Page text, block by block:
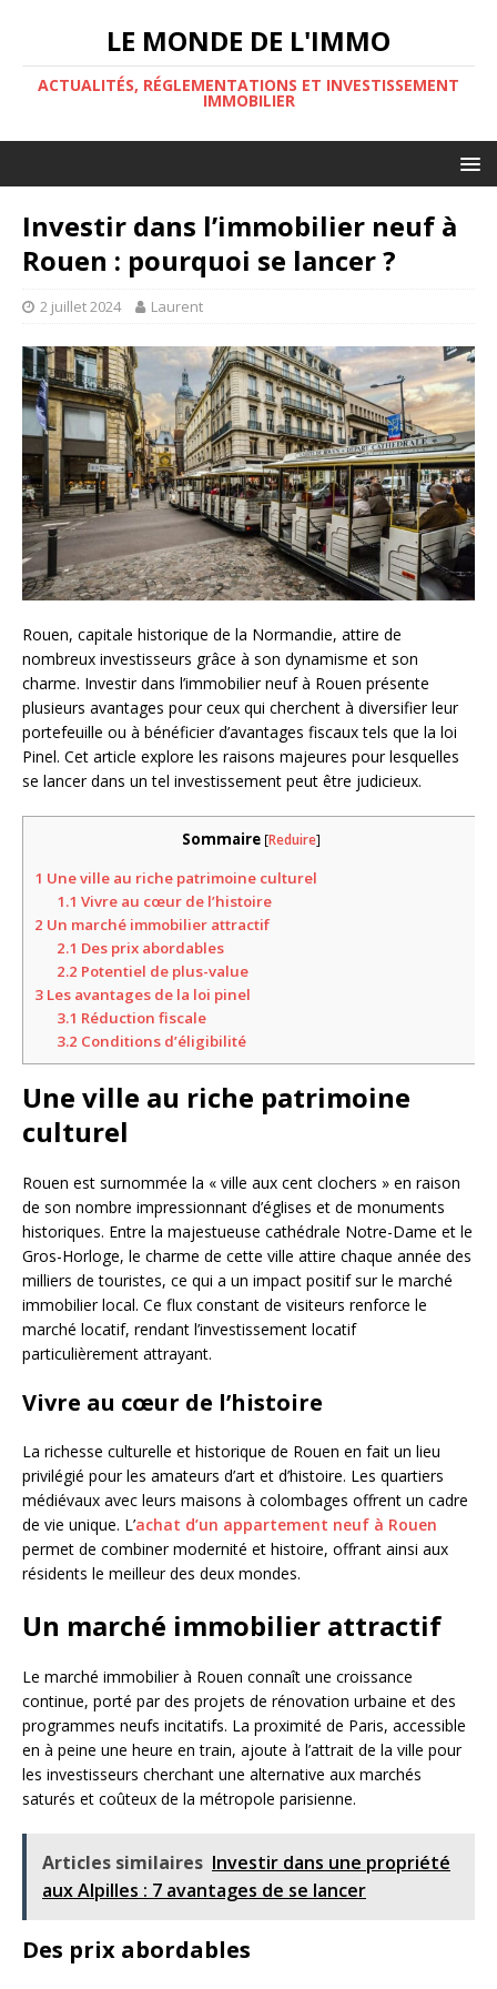
LE MONDE DE L'IMMO
ACTUALITÉS, RÉGLEMENTATIONS ET INVESTISSEMENT
IMMOBILIER
Investir dans l’immobilier neuf à
Rouen : pourquoi se lancer ?
2 juillet 2024 Laurent
Rouen, capitale historique de la Normandie, attire de
nombreux investisseurs grâce à son dynamisme et son
charme. Investir dans l’immobilier neuf à Rouen présente
plusieurs avantages pour ceux qui cherchent à diversifier leur
portefeuille ou à bénéficier d’avantages fiscaux tels que la loi
Pinel. Cet article explore les raisons majeures pour lesquelles
se lancer dans un tel investissement peut être judicieux.
Sommaire [Reduire]
1 Une ville au riche patrimoine culturel
1.1 Vivre au cœur de l’histoire
2 Un marché immobilier attractif
2.1 Des prix abordables
2.2 Potentiel de plus-value
3 Les avantages de la loi pinel
3.1 Réduction fiscale
3.2 Conditions d’éligibilité
Une ville au riche patrimoine
culturel
Rouen est surnommée la « ville aux cent clochers » en raison
de son nombre impressionnant d’églises et de monuments
historiques. Entre la majestueuse cathédrale Notre-Dame et le
Gros-Horloge, le charme de cette ville attire chaque année des
milliers de touristes, ce qui a un impact positif sur le marché
immobilier local. Ce flux constant de visiteurs renforce le
marché locatif, rendant l’investissement locatif
particulièrement attrayant.
Vivre au cœur de l’histoire
La richesse culturelle et historique de Rouen en fait un lieu
privilégié pour les amateurs d’art et d’histoire. Les quartiers
médiévaux avec leurs maisons à colombages offrent un cadre
de vie unique. L’achat d’un appartement neuf à Rouen
permet de combiner modernité et histoire, offrant ainsi aux
résidents le meilleur des deux mondes.
Un marché immobilier attractif
Le marché immobilier à Rouen connaît une croissance
continue, porté par des projets de rénovation urbaine et des
programmes neufs incitatifs. La proximité de Paris, accessible
en à peine une heure en train, ajoute à l’attrait de la ville pour
les investisseurs cherchant une alternative aux marchés
saturés et coûteux de la métropole parisienne.
Articles similaires Investir dans une propriété
aux Alpilles : 7 avantages de se lancer
Des prix abordables